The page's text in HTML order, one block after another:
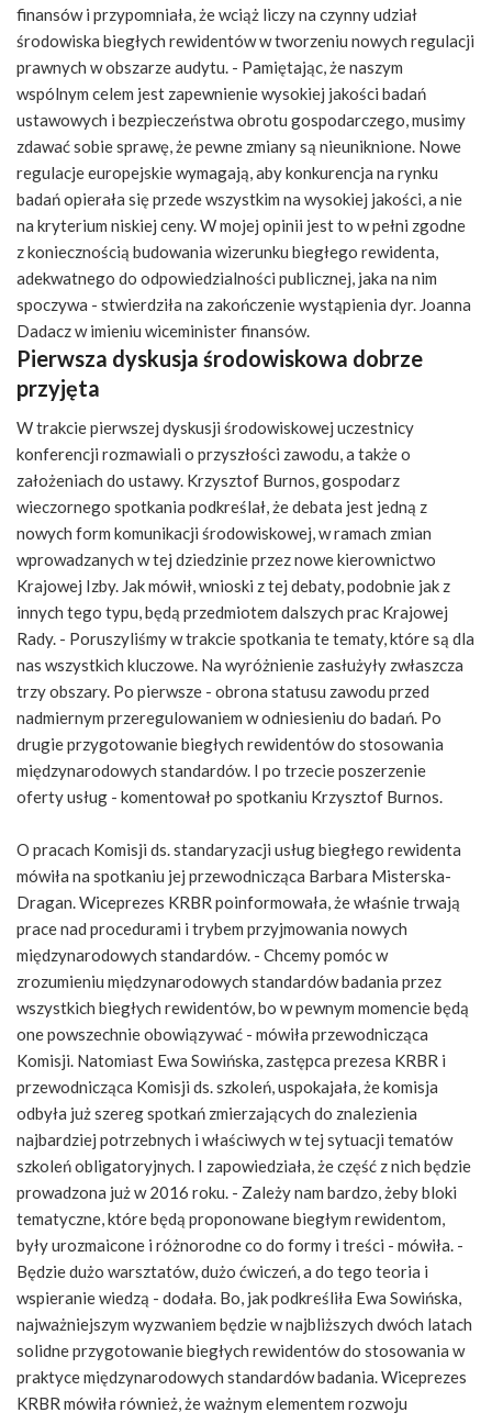
finansów i przypomniała, że wciąż liczy na czynny udział
środowiska biegłych rewidentów w tworzeniu nowych regulacji
prawnych w obszarze audytu. - Pamiętając, że naszym
wspólnym celem jest zapewnienie wysokiej jakości badań
ustawowych i bezpieczeństwa obrotu gospodarczego, musimy
zdawać sobie sprawę, że pewne zmiany są nieuniknione. Nowe
regulacje europejskie wymagają, aby konkurencja na rynku
badań opierała się przede wszystkim na wysokiej jakości, a nie
na kryterium niskiej ceny. W mojej opinii jest to w pełni zgodne
z koniecznością budowania wizerunku biegłego rewidenta,
adekwatnego do odpowiedzialności publicznej, jaka na nim
spoczywa - stwierdziła na zakończenie wystąpienia dyr. Joanna
Dadacz w imieniu wiceminister finansów.
Pierwsza dyskusja środowiskowa dobrze
przyjęta
W trakcie pierwszej dyskusji środowiskowej uczestnicy
konferencji rozmawiali o przyszłości zawodu, a także o
założeniach do ustawy. Krzysztof Burnos, gospodarz
wieczornego spotkania podkreślał, że debata jest jedną z
nowych form komunikacji środowiskowej, w ramach zmian
wprowadzanych w tej dziedzinie przez nowe kierownictwo
Krajowej Izby. Jak mówił, wnioski z tej debaty, podobnie jak z
innych tego typu, będą przedmiotem dalszych prac Krajowej
Rady. - Poruszyliśmy w trakcie spotkania te tematy, które są dla
nas wszystkich kluczowe. Na wyróżnienie zasłużyły zwłaszcza
trzy obszary. Po pierwsze - obrona statusu zawodu przed
nadmiernym przeregulowaniem w odniesieniu do badań. Po
drugie przygotowanie biegłych rewidentów do stosowania
międzynarodowych standardów. I po trzecie poszerzenie
oferty usług - komentował po spotkaniu Krzysztof Burnos.
O pracach Komisji ds. standaryzacji usług biegłego rewidenta
mówiła na spotkaniu jej przewodnicząca Barbara Misterska-
Dragan. Wiceprezes KRBR poinformowała, że właśnie trwają
prace nad procedurami i trybem przyjmowania nowych
międzynarodowych standardów. - Chcemy pomóc w
zrozumieniu międzynarodowych standardów badania przez
wszystkich biegłych rewidentów, bo w pewnym momencie będą
one powszechnie obowiązywać - mówiła przewodnicząca
Komisji. Natomiast Ewa Sowińska, zastępca prezesa KRBR i
przewodnicząca Komisji ds. szkoleń, uspokajała, że komisja
odbyła już szereg spotkań zmierzających do znalezienia
najbardziej potrzebnych i właściwych w tej sytuacji tematów
szkoleń obligatoryjnych. I zapowiedziała, że część z nich będzie
prowadzona już w 2016 roku. - Zależy nam bardzo, żeby bloki
tematyczne, które będą proponowane biegłym rewidentom,
były urozmaicone i różnorodne co do formy i treści - mówiła. -
Będzie dużo warsztatów, dużo ćwiczeń, a do tego teoria i
wspieranie wiedzą - dodała. Bo, jak podkreśliła Ewa Sowińska,
najważniejszym wyzwaniem będzie w najbliższych dwóch latach
solidne przygotowanie biegłych rewidentów do stosowania w
praktyce międzynarodowych standardów badania. Wiceprezes
KRBR mówiła również, że ważnym elementem rozwoju